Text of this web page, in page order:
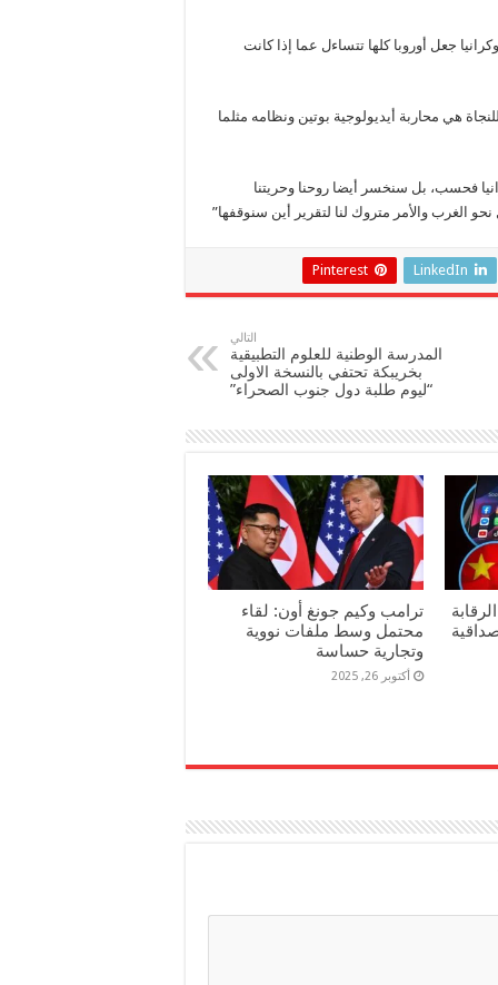
جعل أوروبا كلها تتساءل عما إذا كانت
هي محاربة أيديولوجية بوتين ونظامه مثلما
فحسب، بل سنخسر أيضا روحنا وحريتنا
الغرب والأمر متروك لنا لتقرير أين سنوقفها”
LinkedIn
Pinterest
التالي
المدرسة الوطنية للعلوم التطبيقية
بخريبكة تحتفي بالنسخة الاولى
“ليوم طلبة دول جنوب الصحراء”
ترامب وكيم جونغ أون: لقاء
محتمل وسط ملفات نووية
وتجارية حساسة
أكتوبر 26, 2025